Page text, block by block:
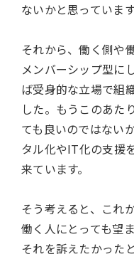
ないかと思っています
それから、働く側や
メンバーシップ型に
ば受身的な立場で組
した。もうこのあた
ても良いのではない
タル化やIT化の支援
来ています。
そう考えると、これ
働く人にとっても望
それを訴えたかった